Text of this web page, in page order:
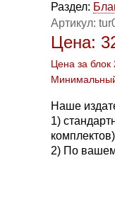
Раздел:
Артикул:
Цена:
Цена за блок
Наше
1)
2) По